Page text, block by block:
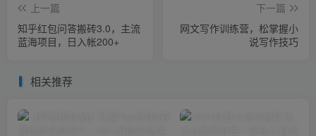
上一篇
知乎红包问答搬砖3.0，主流
蓝海项目，日入帐200+
下一篇
网文写作训练营，松掌握小
说写作技巧
相关推荐